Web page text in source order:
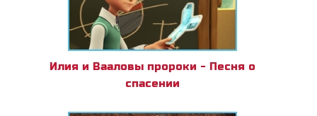
Илия и Вааловы пророки - Песня о
спасении